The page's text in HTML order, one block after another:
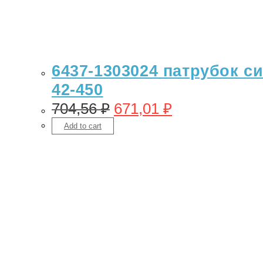
6437-1303024 патрубок
42-450
704,56₽ 671,01 ₽
Add to cart